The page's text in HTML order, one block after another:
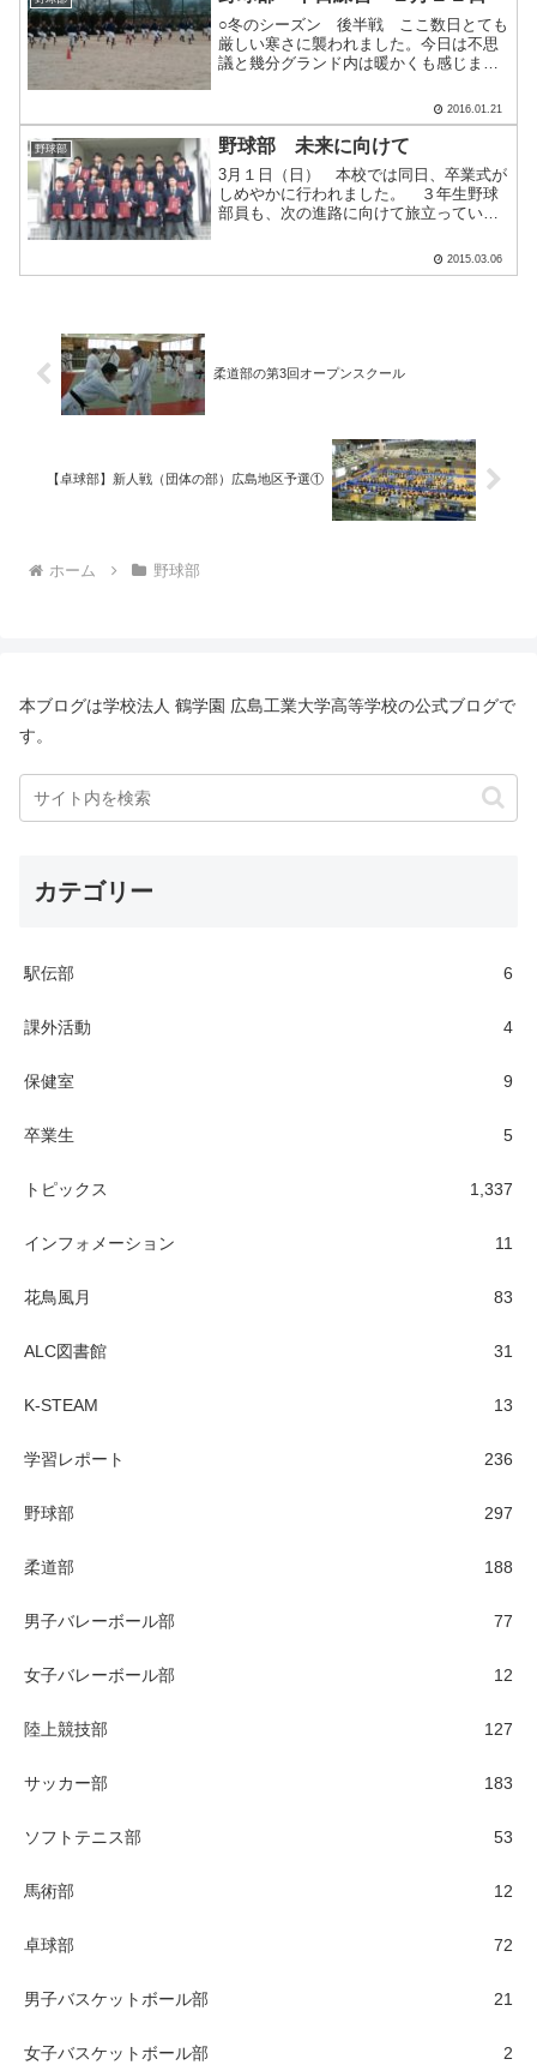
○冬のシーズン 後半戦 ここ数日とても
厳しい寒さに襲われました。今日は不思
議と幾分グランド内は暖かくも感じま
ーズンもターニングポイントとなりまし
た。一回りはもちろん、二回りは大き
く、そしてうまくなって春を.....
2016.01.21
野球部 野球部 未来に向けて
3月１日（日） 本校では同日、卒業式が
しめやかに行われました。 ３年生野球
部員も、次の進路に向けて旅立っていき
ご活躍を期待しています。平成２５年８
月 愛媛遠征にて
2015.03.06
柔道部の第3回オープンスクール
【卓球部】新人戦（団体の部）広島地区予選①
ホーム 野球部
本ブログは学校法人 鶴学園 広島工業大学高等学校の公式ブログで
す。
カテゴリー
駅伝部 6
課外活動 4
保健室 9
卒業生 5
トピックス 1,337
インフォメーション 11
花鳥風月 83
ALC図書館 31
K-STEAM 13
学習レポート 236
野球部 297
柔道部 188
男子バレーボール部 77
女子バレーボール部 12
陸上競技部 127
サッカー部 183
ソフトテニス部 53
馬術部 12
卓球部 72
男子バスケットボール部 21
女子バスケットボール部 2